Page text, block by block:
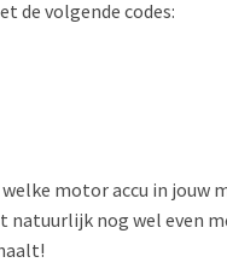
de volgende codes:
motor accu in jouw
nog wel even